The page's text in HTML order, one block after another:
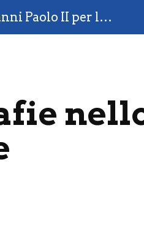
Fondazione Giovanni Paolo II per lo sport